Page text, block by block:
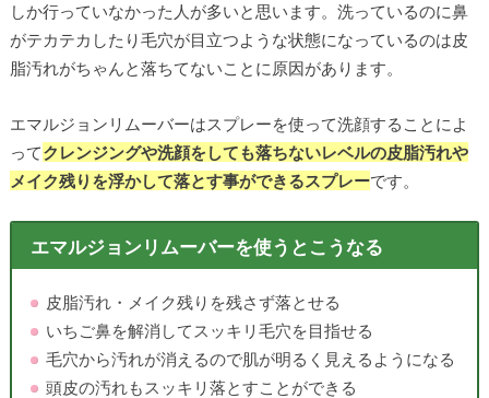
しか行っていなかった人が多いと思います。洗っているのに鼻
がテカテカしたり毛穴が目立つような状態になっているのは皮
脂汚れがちゃんと落ちてないことに原因があります。
エマルジョンリムーバーはスプレーを使って洗顔することによ
ってクレンジングや洗顔をしても落ちないレベルの皮脂汚れや
メイク残りを浮かして落とす事ができるスプレーです。
エマルジョンリムーバーを使うとこうなる
皮脂汚れ・メイク残りを残さず落とせる
いちご鼻を解消してスッキリ毛穴を目指せる
毛穴から汚れが消えるので肌が明るく見えるようになる
頭皮の汚れもスッキリ落とすことができる